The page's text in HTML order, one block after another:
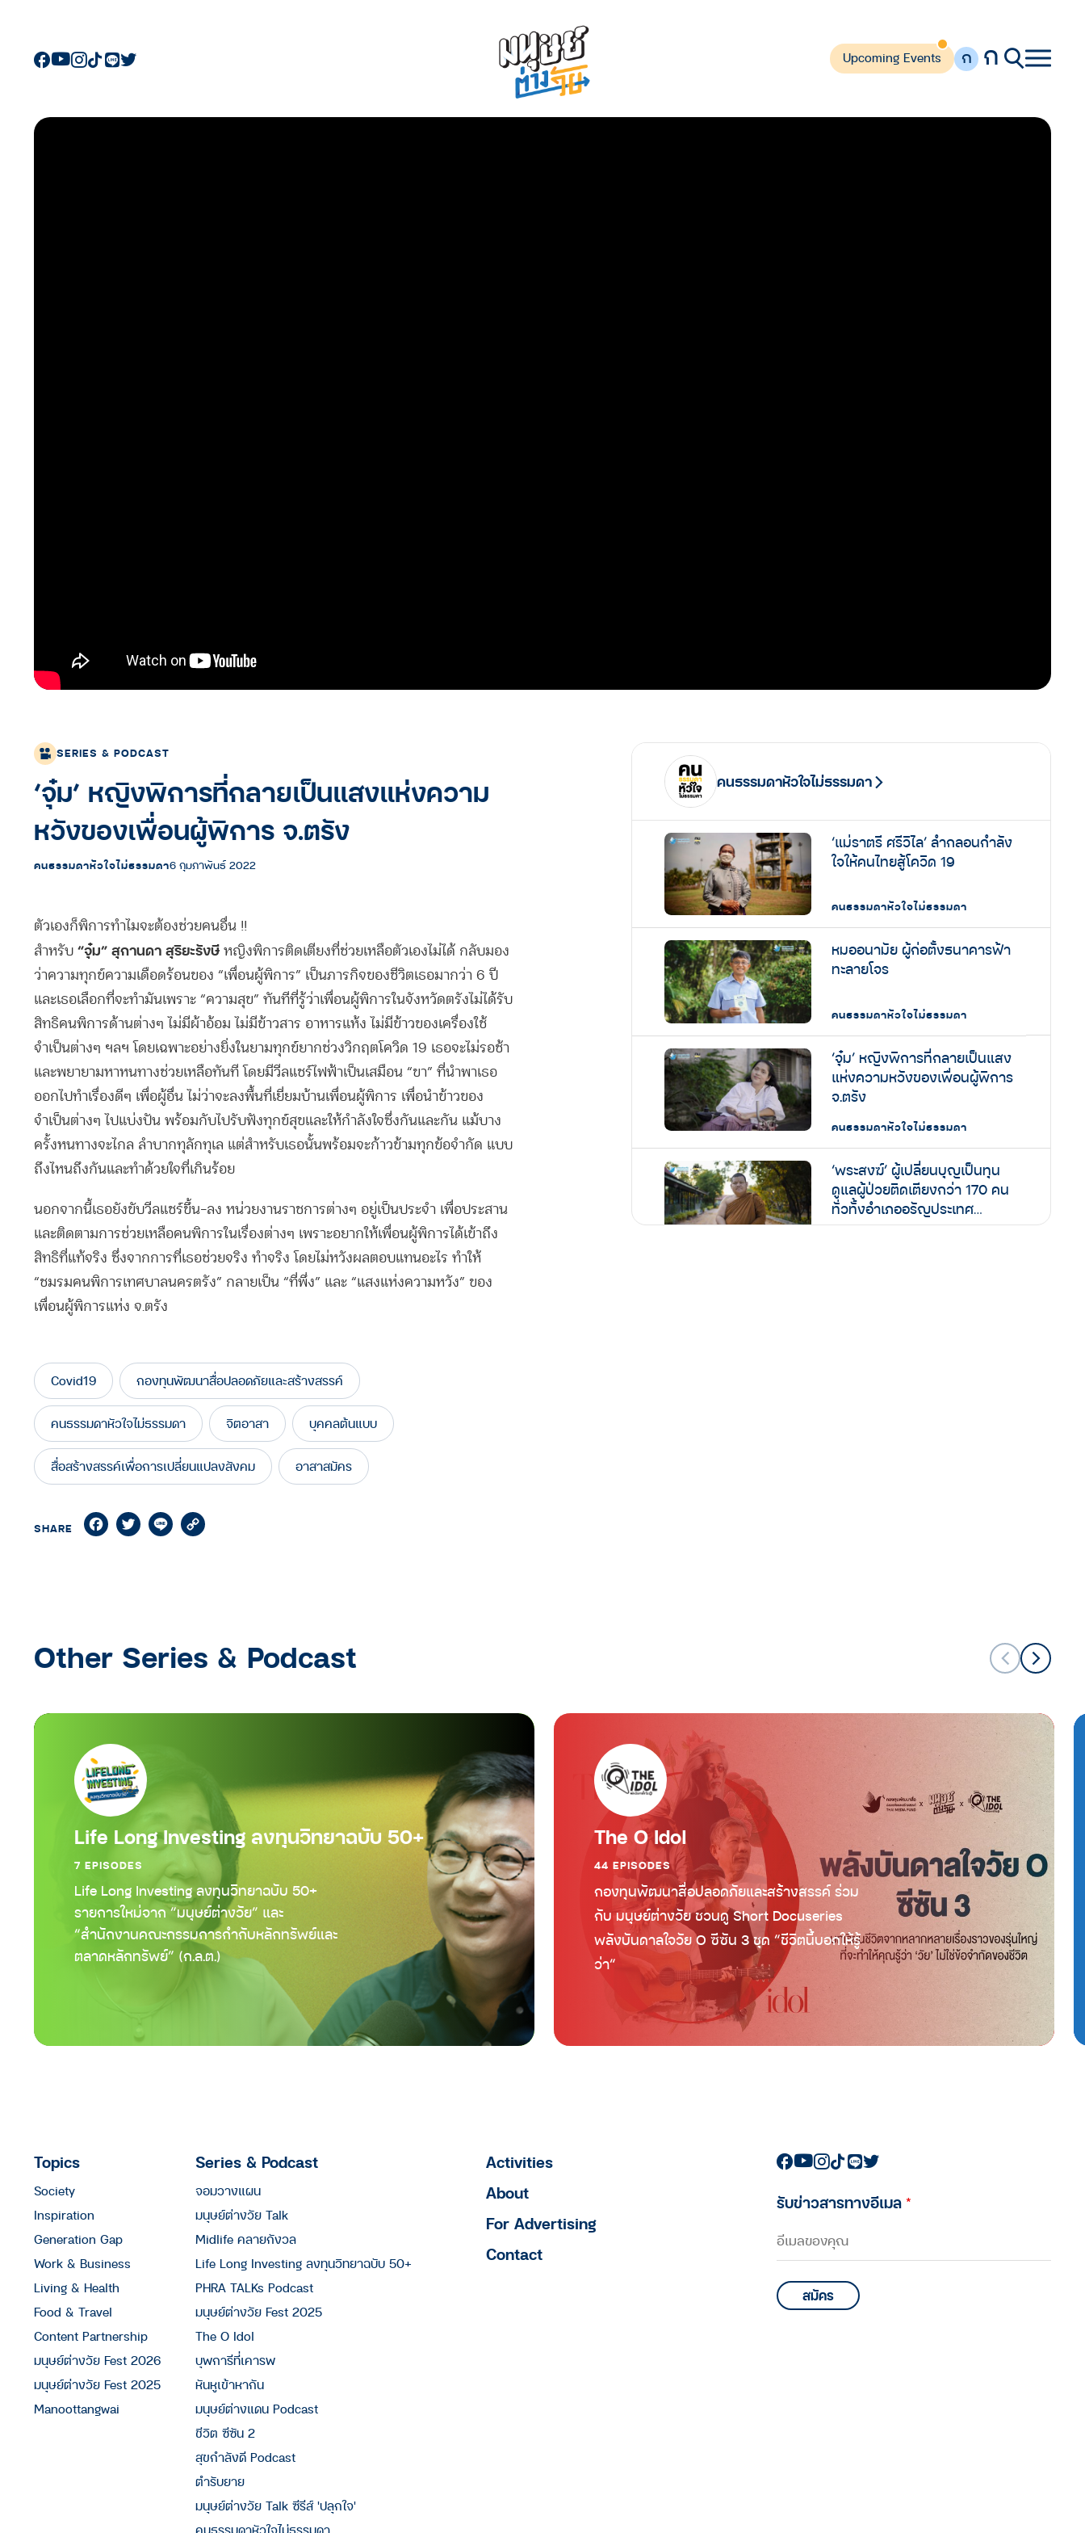
Upcoming Events ก ก
SERIES & PODCAST
‘จุ๋ม’ หญิงพิการที่กลายเป็นแสงแห่งความ
หวังของเพื่อนผู้พิการ จ.ตรัง
คนธรรมดาหัวใจไม่ธรรมดา6 กุมภาพันธ์ 2022
ตัวเองก็พิการทำไมจะต้องช่วยคนอื่น !!
สำหรับ “จุ๋ม” สุกานดา สุริยะรังษี หญิงพิการติดเตียงที่ช่วยเหลือตัวเองไม่ได้ กลับมอง
ว่าความทุกข์ความเดือดร้อนของ “เพื่อนผู้พิการ” เป็นภารกิจของชีวิตเธอมากว่า 6 ปี
และเธอเลือกที่จะทำมันเพราะ “ความสุข” ทันทีที่รู้ว่าเพื่อนผู้พิการในจังหวัดตรังไม่ได้รับ
สิทธิคนพิการด้านต่างๆ ไม่มีผ้าอ้อม ไม่มีข้าวสาร อาหารแห้ง ไม่มีข้าวของเครื่องใช้
จำเป็นต่างๆ ฯลฯ โดยเฉพาะอย่างยิ่งในยามทุกข์ยากช่วงวิกฤตโควิด 19 เธอจะไม่รอช้า
และพยายามหาหนทางช่วยเหลือทันที โดยมีวีลแชร์ไฟฟ้าเป็นเสมือน “ขา” ที่นำพาเธอ
ออกไปทำเรื่องดีๆ เพื่อผู้อื่น ไม่ว่าจะลงพื้นที่เยี่ยมบ้านเพื่อนผู้พิการ เพื่อนำข้าวของ
จำเป็นต่างๆ ไปแบ่งปัน พร้อมกับไปรับฟังทุกข์สุขและให้กำลังใจซึ่งกันและกัน แม้บาง
ครั้งหนทางจะไกล ลำบากทุลักทุเล แต่สำหรับเธอนั้นพร้อมจะก้าวข้ามทุกข้อจำกัด แบบ
ถึงไหนถึงกันและทำด้วยใจที่เกินร้อย
นอกจากนี้เธอยังขับวีลแชร์ขึ้น-ลง หน่วยงานราชการต่างๆ อยู่เป็นประจำ เพื่อประสาน
และติดตามการช่วยเหลือคนพิการในเรื่องต่างๆ เพราะอยากให้เพื่อนผู้พิการได้เข้าถึง
สิทธิที่แท้จริง ซึ่งจากการที่เธอช่วยจริง ทำจริง โดยไม่หวังผลตอบแทนอะไร ทำให้
“ชมรมคนพิการเทศบาลนครตรัง” กลายเป็น “ที่พึ่ง” และ “แสงแห่งความหวัง” ของ
เพื่อนผู้พิการแห่ง จ.ตรัง
Covid19 กองทุนพัฒนาสื่อปลอดภัยและสร้างสรรค์
คนธรรมดาหัวใจไม่ธรรมดา จิตอาสา บุคคลต้นแบบ
สื่อสร้างสรรค์เพื่อการเปลี่ยนแปลงสังคม อาสาสมัคร
SHARE FacebookTwitterLine
คนธรรมดาหัวใจไม่ธรรมดา
‘แม่ราตรี ศรีวิไล’ ลำกลอนกำลัง
ใจให้คนไทยสู้โควิด 19
คนธรรมดาหัวใจไม่ธรรมดา
หมออนามัย ผู้ก่อตั้งธนาคารฟ้า
ทะลายโจร
คนธรรมดาหัวใจไม่ธรรมดา
‘จุ๋ม’ หญิงพิการที่กลายเป็นแสง
แห่งความหวังของเพื่อนผู้พิการ
จ.ตรัง
คนธรรมดาหัวใจไม่ธรรมดา
‘พระสงฆ์’ ผู้เปลี่ยนบุญเป็นทุน
ดูแลผู้ป่วยติดเตียงกว่า 170 คน
ทั่วทั้งอำเภออรัญประเทศ
จังหวัดสระแก้ว
Other Series & Podcast
Life Long Investing ลงทุนวิทยาฉบับ 50+
7 EPISODES
Life Long Investing ลงทุนวิทยาฉบับ 50+
รายการใหม่จาก “มนุษย์ต่างวัย” และ
“สำนักงานคณะกรรมการกำกับหลักทรัพย์และ
ตลาดหลักทรัพย์” (ก.ล.ต.)
The O Idol
44 EPISODES
กองทุนพัฒนาสื่อปลอดภัยและสร้างสรรค์ ร่วม
กับ มนุษย์ต่างวัย ชวนดู Short Docuseries
พลังบันดาลใจวัยO ซีซัน 3ชุด“ชีวิตนี้บอกให้รู้
ว่า“
Topics
Society
Inspiration
Generation Gap
Work & Business
Living & Health
Food & Travel
Content Partnership
มนุษย์ต่างวัย Fest 2026
มนุษย์ต่างวัย Fest 2025
Manoottangwai
Series & Podcast
จอมวางแผน
มนุษย์ต่างวัย Talk
Midlife คลายกังวล
Life Long Investing ลงทุนวิทยาฉบับ 50+
PHRA TALKs Podcast
มนุษย์ต่างวัย Fest 2025
The O Idol
บุพการีที่เคารพ
หันหูเข้าหากัน
มนุษย์ต่างแดน Podcast
ชีวิต ซีซัน 2
สุขกำลังดี Podcast
ตำรับยาย
มนุษย์ต่างวัย Talk ซีรีส์ 'ปลุกใจ'
Activities
About
For Advertising
Contact
รับข่าวสารทางอีเมล*